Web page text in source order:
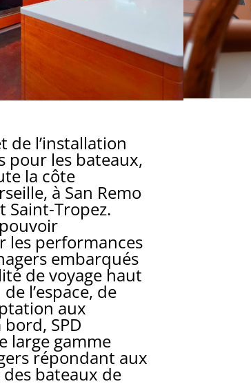
de l’installation
pour les bateaux,
la côte
à San Remo
Saint-Tropez.
les performances
embarqués
de voyage haut
l’espace, de
aux
SPD
large gamme
répondant aux
bateaux de